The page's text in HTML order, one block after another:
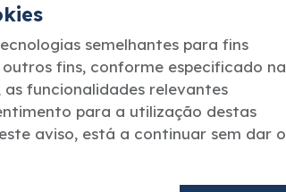
de
na
Nações
de
estufa para
semelhantes para fins
fins, conforme especificado na
funcionalidades relevantes
para a utilização destas
aviso, está a continuar sem dar o